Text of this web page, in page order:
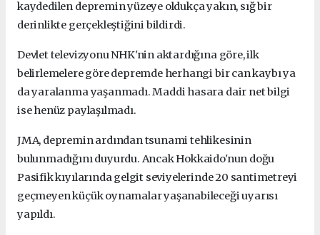
kaydedilen depremin yüzeye oldukça yakın, sığ bir
derinlikte gerçekleştiğini bildirdi.
Devlet televizyonu NHK'nin aktardığına göre, ilk
belirlemelere göre depremde herhangi bir can kaybı ya
da yaralanma yaşanmadı. Maddi hasara dair net bilgi
ise henüz paylaşılmadı.
JMA, depremin ardından tsunami tehlikesinin
bulunmadığını duyurdu. Ancak Hokkaido'nun doğu
Pasifik kıyılarında gelgit seviyelerinde 20 santimetreyi
geçmeyen küçük oynamalar yaşanabileceği uyarısı
yapıldı.